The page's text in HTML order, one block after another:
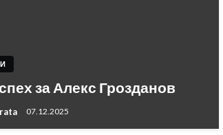
за Алекс Грозданов
07.12.2025